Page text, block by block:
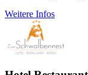
Weitere Infos